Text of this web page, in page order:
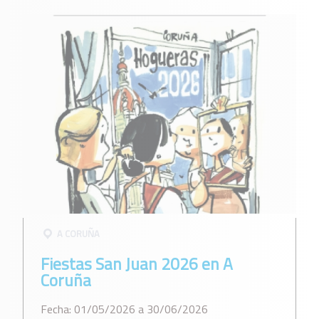
A CORUÑA
Fiestas San Juan 2026 en A
Coruña
Fecha: 01/05/2026 a 30/06/2026